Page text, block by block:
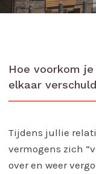
Hoe voorkom
elkaar
Tijdens jullie
vermogens zich
over en weer